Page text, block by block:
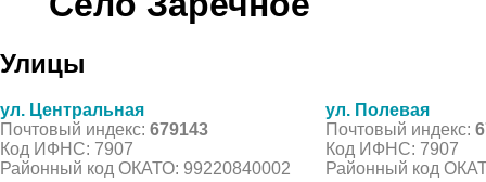
Улицы
ул. Центральная
Почтовый индекс: 679143
Код ИФНС: 7907
Районный код ОКАТО: 99220840002
ул. Полевая
Почтовый индекс:
Код ИФНС: 7907
Районный код